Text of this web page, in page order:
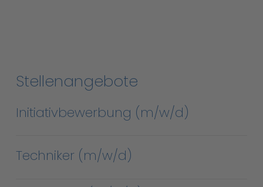
Stellenangebote
Initiativbewerbung (m/w/d)
Techniker (m/w/d)